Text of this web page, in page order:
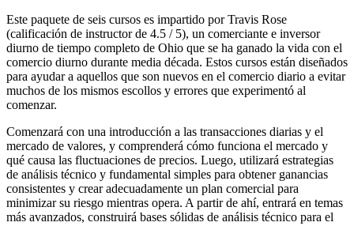
Este paquete de seis cursos es impartido por Travis Rose
(calificación de instructor de 4.5 / 5), un comerciante e inversor
diurno de tiempo completo de Ohio que se ha ganado la vida con el
comercio diurno durante media década. Estos cursos están diseñados
para ayudar a aquellos que son nuevos en el comercio diario a evitar
muchos de los mismos escollos y errores que experimentó al
comenzar.
Comenzará con una introducción a las transacciones diarias y el
mercado de valores, y comprenderá cómo funciona el mercado y
qué causa las fluctuaciones de precios. Luego, utilizará estrategias
de análisis técnico y fundamental simples para obtener ganancias
consistentes y crear adecuadamente un plan comercial para
minimizar su riesgo mientras opera. A partir de ahí, entrará en temas
más avanzados, construirá bases sólidas de análisis técnico para el